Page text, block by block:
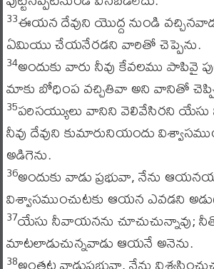
33ఈయన దేవుని యొద్ద నుండి
ఏమియు చేయనేరడని వారితో చెప్పెను.
34అందుకు వారు నీవు కేవలము పాపివై
మాకు బోధింప వచ్చితివా అని వానితో
35పరిసయ్యులు వానిని వెలివేసిరని
నీవు దేవుని కుమారునియందు
అడిగెను.
36అందుకు వాడు ప్రభువా, నేను
విశ్వాసముంచుటకు ఆయన ఎవడని
37యేసు నీవాయనను చూచుచున్నావు;
మాటలాడుచున్నవాడు ఆయనే అనెను.
38